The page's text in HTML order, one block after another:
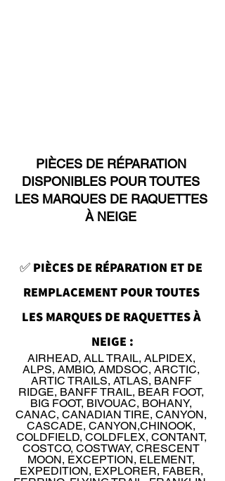
PIÈCES DE RÉPARATION
DISPONIBLES POUR TOUTES
LES MARQUES DE RAQUETTES
À NEIGE
✅ PIÈCES DE RÉPARATION ET DE
REMPLACEMENT POUR TOUTES
LES MARQUES DE RAQUETTES À
NEIGE :
AIRHEAD, ALL TRAIL, ALPIDEX,
ALPS, AMBIO, AMDSOC, ARCTIC,
ARTIC TRAILS, ATLAS, BANFF
RIDGE, BANFF TRAIL, BEAR FOOT,
BIG FOOT, BIVOUAC, BOHANY,
CANAC, CANADIAN TIRE, CANYON,
CASCADE, CANYON,CHINOOK,
COLDFIELD, COLDFLEX, CONTANT,
COSTCO, COSTWAY, CRESCENT
MOON, EXCEPTION, ELEMENT,
EXPEDITION, EXPLORER, FABER,